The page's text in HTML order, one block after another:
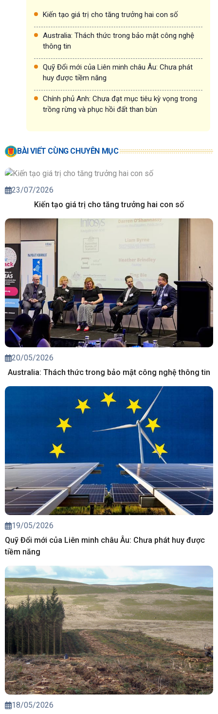
Kiến tạo giá trị cho tăng trưởng hai con số
Australia: Thách thức trong bảo mật công nghệ
thông tin
Quỹ Đổi mới của Liên minh châu Âu: Chưa phát
huy được tiềm năng
Chính phủ Anh: Chưa đạt mục tiêu kỳ vọng trong
trồng rừng và phục hồi đất than bùn
BÀI VIẾT CÙNG CHUYÊN MỤC
23/07/2026
Kiến tạo giá trị cho tăng trưởng hai con số
20/05/2026
Australia: Thách thức trong bảo mật công nghệ thông tin
19/05/2026
Quỹ Đổi mới của Liên minh châu Âu: Chưa phát huy được
tiềm năng
18/05/2026